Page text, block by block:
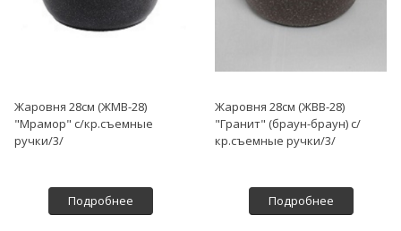
Жаровня 28см (ЖМВ-28)
"Мрамор" с/кр.съемные
ручки/3/
Подробнее
Жаровня 28см (ЖВВ-28)
"Гранит" (браун-браун) с/
кр.съемные ручки/3/
Подробнее